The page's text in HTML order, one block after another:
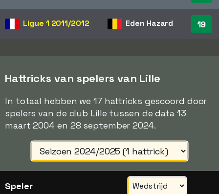
Ligue 1 2011/2012 Eden Hazard 19
Hattricks van spelers van Lille
In totaal hebben we 17 hattricks gescoord door
spelers van de club Lille tussen de data 13
maart 2004 en 28 september 2024.
Speler